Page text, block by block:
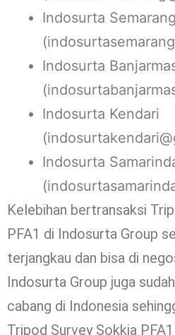
Indosurta Semarang
Indosurta
Indosurta Kendari
Indosurta
Kelebihan bertransaksi
PFA1 di Indosurta Group
terjangkau dan bisa di
Indosurta Group juga
cabang di Indonesia
Tripod Survey Sokkia